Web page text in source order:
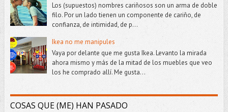
Los (supuestos) nombres cariñosos son un arma de doble
filo. Por un lado tienen un componente de cariño, de
confianza, de intimidad, de p...
Ikea no me manipules
Vaya por delante que me gusta Ikea. Levanto la mirada
ahora mismo y más de la mitad de los muebles que veo
los he comprado allí. Me gusta...
COSAS QUE (ME) HAN PASADO